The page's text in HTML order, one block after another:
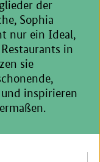
der
Sophia
nur ein Ideal,
in
sie
inspirieren